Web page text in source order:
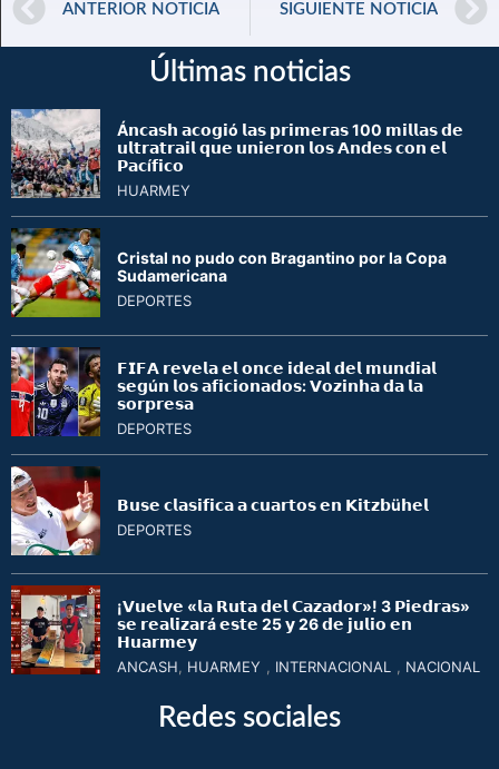
ANTERIOR NOTICIA SIGUIENTE NOTICIA
Últimas noticias
Á𝗻𝗰𝗮𝘀𝗵 𝗮𝗰𝗼𝗴𝗶ó 𝗹𝗮𝘀 𝗽𝗿𝗶𝗺𝗲𝗿𝗮𝘀 100 𝗺𝗶𝗹𝗹𝗮𝘀 𝗱𝗲
𝘂𝗹𝘁𝗿𝗮𝘁𝗿𝗮𝗶𝗹 𝗾𝘂𝗲 𝘂𝗻𝗶𝗲𝗿𝗼𝗻 𝗹𝗼𝘀 𝗔𝗻𝗱𝗲𝘀 𝗰𝗼𝗻 𝗲𝗹
𝗣𝗮𝗰í𝗳𝗶𝗰𝗼
HUARMEY
Cristal no pudo con Bragantino por la Copa
Sudamericana
DEPORTES
𝗙𝗜𝗙𝗔 𝗿𝗲𝘃𝗲𝗹𝗮 𝗲𝗹 𝗼𝗻𝗰𝗲 𝗶𝗱𝗲𝗮𝗹 𝗱𝗲𝗹 𝗺𝘂𝗻𝗱𝗶𝗮𝗹
𝘀𝗲𝗴ú𝗻 𝗹𝗼𝘀 𝗮𝗳𝗶𝗰𝗶𝗼𝗻𝗮𝗱𝗼𝘀: 𝗩𝗼𝘇𝗶𝗻𝗵𝗮 𝗱𝗮 𝗹𝗮
𝘀𝗼𝗿𝗽𝗿𝗲𝘀𝗮
DEPORTES
𝗕𝘂𝘀𝗲 𝗰𝗹𝗮𝘀𝗶𝗳𝗶𝗰𝗮 𝗮 𝗰𝘂𝗮𝗿𝘁𝗼𝘀 𝗲𝗻 𝗞𝗶𝘁𝘇𝗯ü𝗵𝗲𝗹
DEPORTES
¡𝗩𝘂𝗲𝗹𝘃𝗲 «𝗹𝗮 𝗥𝘂𝘁𝗮 𝗱𝗲𝗹 𝗖𝗮𝘇𝗮𝗱𝗼𝗿»! 3 𝗣𝗶𝗲𝗱𝗿𝗮𝘀»
𝘀𝗲 𝗿𝗲𝗮𝗹𝗶𝘇𝗮𝗿á 𝗲𝘀𝘁𝗲 25 𝘆 26 𝗱𝗲 𝗷𝘂𝗹𝗶𝗼 𝗲𝗻
𝗛𝘂𝗮𝗿𝗺𝗲𝘆
ANCASH HUARMEY INTERNACIONAL NACIONAL
Redes sociales